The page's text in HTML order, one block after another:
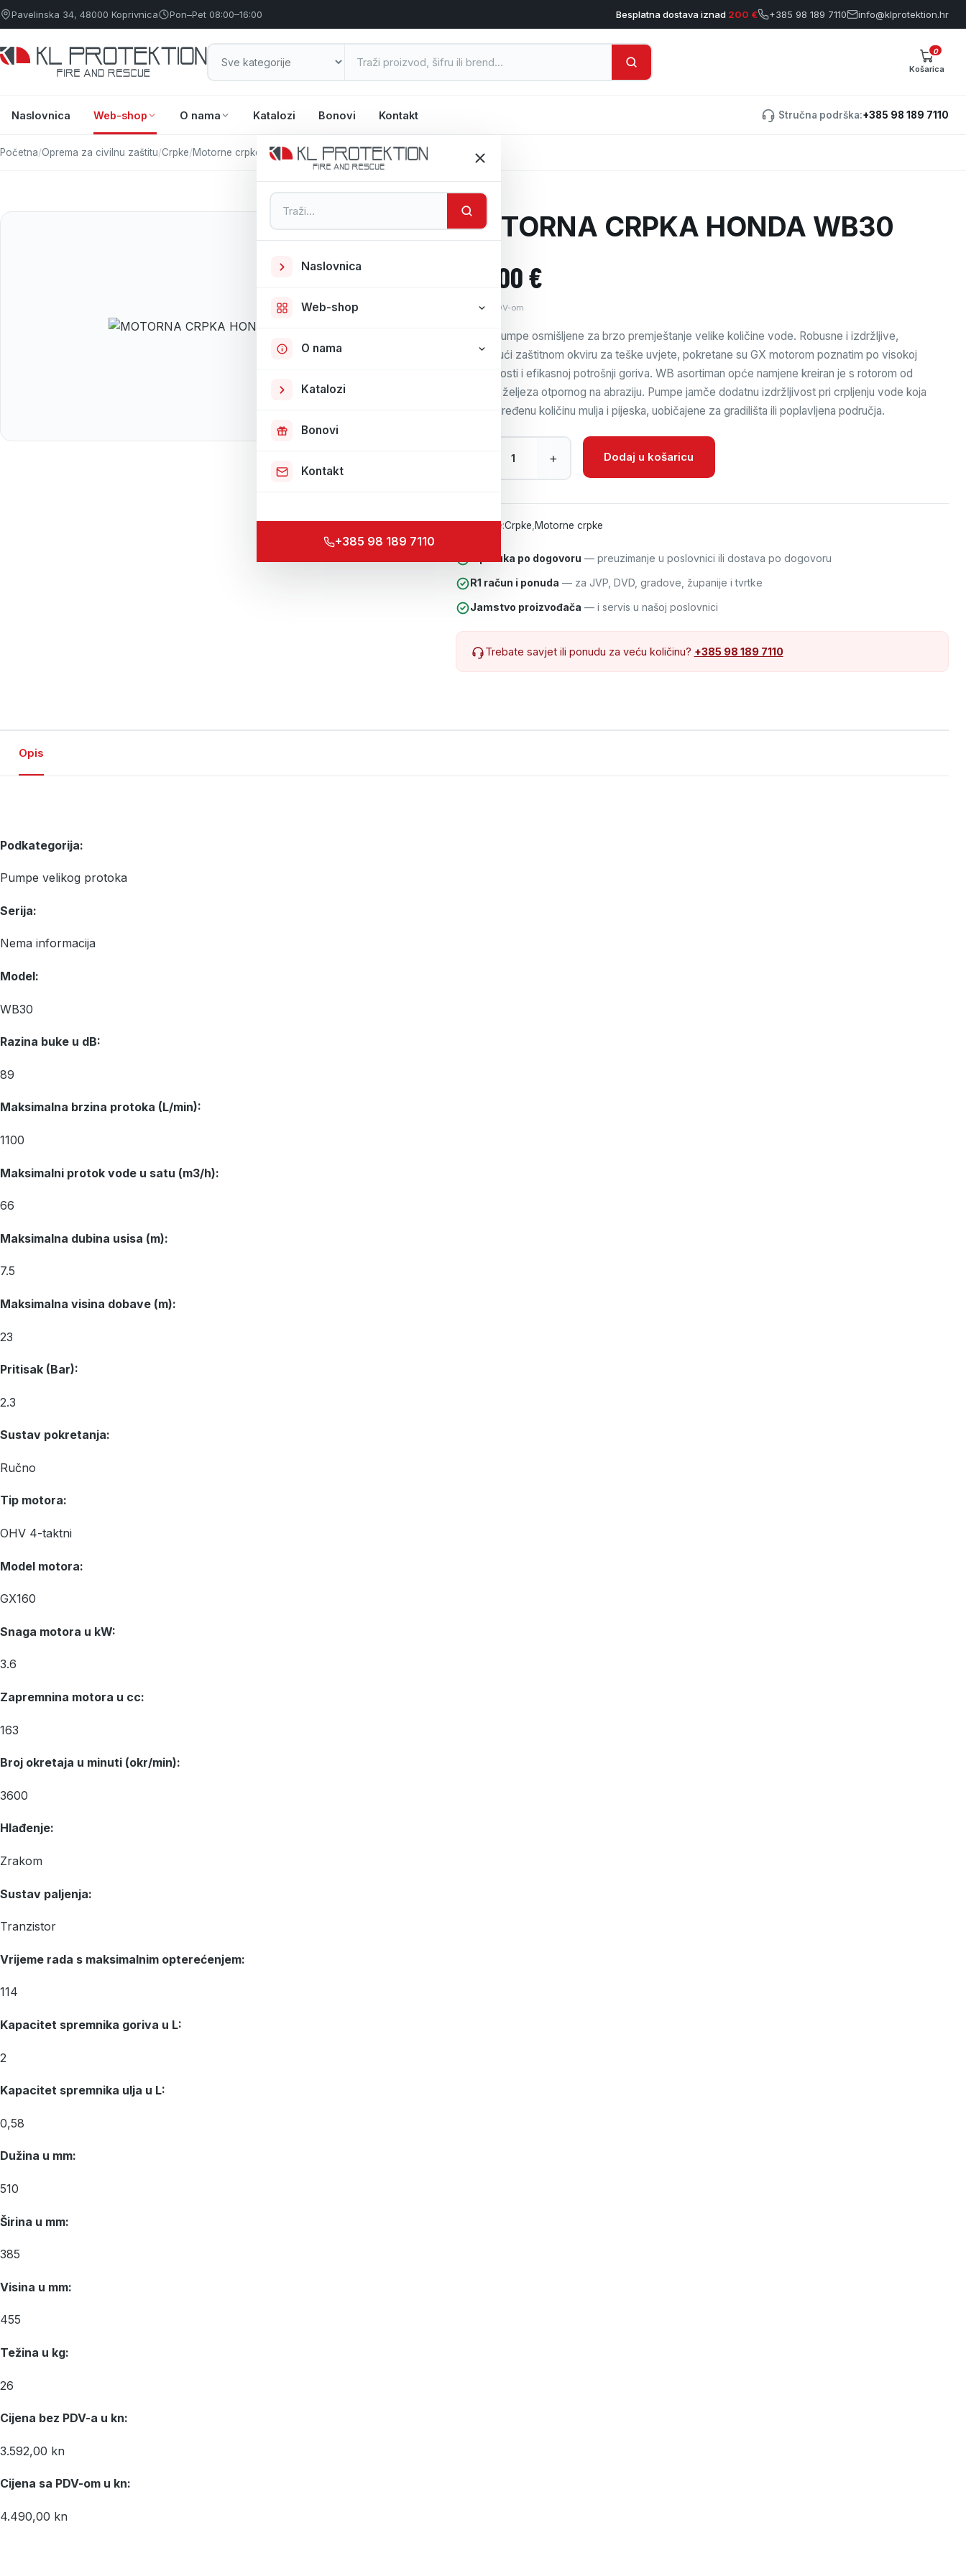
Pavelinska 34, 48000 Koprivnica Pon–Pet 08:00–16:00 Besplatna dostava iznad 200 € +385 98 189 7110 info@klprotektion.hr
Košarica
0
Naslovnica Web-shop O nama Katalozi Bonovi Kontakt Stručna podrška:+385 98 189 7110
Pretraga
Naslovnica
Web-shop
O nama
Katalozi
Bonovi
Kontakt
+385 98 189 7110
Početna/Oprema za civilnu zaštitu/Crpke/Motorne crpke MOTORNA CRPKA HONDA WB30
MOTORNA CRPKA HONDA WB30
764,00€
Cijena s PDV-om
Ove su pumpe osmišljene za brzo premještanje velike količine vode. Robusne i izdržljive,
zahvaljujući zaštitnom okviru za teške uvjete, pokretane su GX motorom poznatim po visokoj
učinkovitosti i efikasnoj potrošnji goriva. WB asortiman opće namjene kreiran je s rotorom od
lijevanog željeza otpornog na abraziju. Pumpe jamče dodatnu izdržljivost pri crpljenju vode koja
sadrži određenu količinu mulja i pijeska, uobičajene za gradilišta ili poplavljena područja.
MOTORNA CRPKA HONDA WB30 količina
+ Dodaj u košaricu
Kategorije:Crpke Motorne crpke
Isporuka po dogovoru — preuzimanje u poslovnici ili dostava po dogovoru
R1 račun i ponuda — za JVP, DVD, gradove, županije i tvrtke
Jamstvo proizvođača — i servis u našoj poslovnici
Trebate savjet ili ponudu za veću količinu? +385 98 189 7110
Opis
Podkategorija:
Pumpe velikog protoka
Serija:
Nema informacija
Model:
WB30
Razina buke u dB:
89
Maksimalna brzina protoka (L/min):
1100
Maksimalni protok vode u satu (m3/h):
66
Maksimalna dubina usisa (m):
7.5
Maksimalna visina dobave (m):
23
Pritisak (Bar):
2.3
Sustav pokretanja:
Ručno
Tip motora:
OHV 4-taktni
Model motora:
GX160
Snaga motora u kW:
3.6
Zapremnina motora u cc:
163
Broj okretaja u minuti (okr/min):
3600
Hlađenje:
Zrakom
Sustav paljenja:
Tranzistor
Vrijeme rada s maksimalnim opterećenjem:
114
Kapacitet spremnika goriva u L:
2
Kapacitet spremnika ulja u L:
0,58
Dužina u mm:
510
Širina u mm:
385
Visina u mm:
455
Težina u kg:
26
Cijena bez PDV-a u kn:
3.592,00 kn
Cijena sa PDV-om u kn:
4.490,00 kn